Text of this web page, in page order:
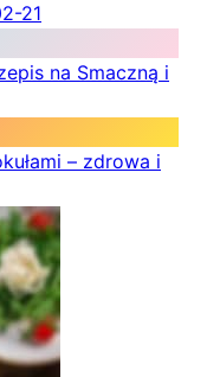
21
na Smaczną i
– zdrowa i